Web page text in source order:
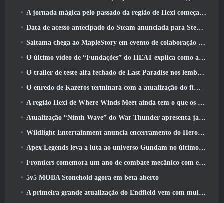
A jornada mágica pelo passado da região de Hexi começa onde os ventos se encontram hoje
Data de acesso antecipado do Steam anunciada para Steampunk ARPG Crystalfall
Saitama chega ao MapleStory em evento de colaboração One-Punch Man
O último vídeo de “Fundações” do HEAT explica como agentes e tanques trabalham juntos
O trailer de teste alfa fechado de Last Paradise nos lembra como é realmente sobreviver ao apocalipse zumbi
O enredo de Kazeros terminará com a atualização do fim do abismo de Lost Ark
A região Hexi de Where Winds Meet ainda tem o que os jogadores amam, ao mesmo tempo que é uma experiência única
Atualização “Ninth Wave” do War Thunder apresenta jatos Rank IX
Wildlight Entertainment anuncia encerramento do Hero Shooter Highguard gratuito
Apex Legends leva a luta ao universo Gundam no último evento de crossover
Frontiers comemora um ano de combate mecânico com eventos de aniversário
5v5 MOBA Stonehold agora em beta aberto
A primeira grande atualização do Endfield vem com muitas otimizações